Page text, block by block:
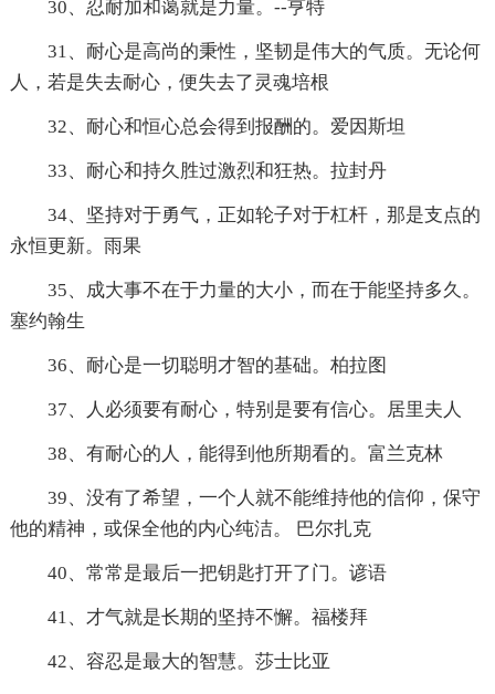
30、忍耐加和蔼就是力量。--亨特
31、耐心是高尚的秉性，坚韧是伟大的气质。无论何
人，若是失去耐心，便失去了灵魂培根
32、耐心和恒心总会得到报酬的。爱因斯坦
33、耐心和持久胜过激烈和狂热。拉封丹
34、坚持对于勇气，正如轮子对于杠杆，那是支点的
永恒更新。雨果
35、成大事不在于力量的大小，而在于能坚持多久。
塞约翰生
36、耐心是一切聪明才智的基础。柏拉图
37、人必须要有耐心，特别是要有信心。居里夫人
38、有耐心的人，能得到他所期看的。富兰克林
39、没有了希望，一个人就不能维持他的信仰，保守
他的精神，或保全他的内心纯洁。 巴尔扎克
40、常常是最后一把钥匙打开了门。谚语
41、才气就是长期的坚持不懈。福楼拜
42、容忍是最大的智慧。莎士比亚